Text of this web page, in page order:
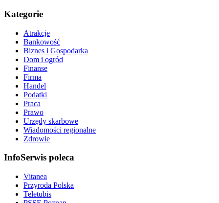
Kategorie
Atrakcje
Bankowość
Biznes i Gospodarka
Dom i ogród
Finanse
Firma
Handel
Podatki
Praca
Prawo
Urzędy skarbowe
Wiadomości regionalne
Zdrowie
InfoSerwis poleca
Vitanea
Przyroda Polska
Teletubis